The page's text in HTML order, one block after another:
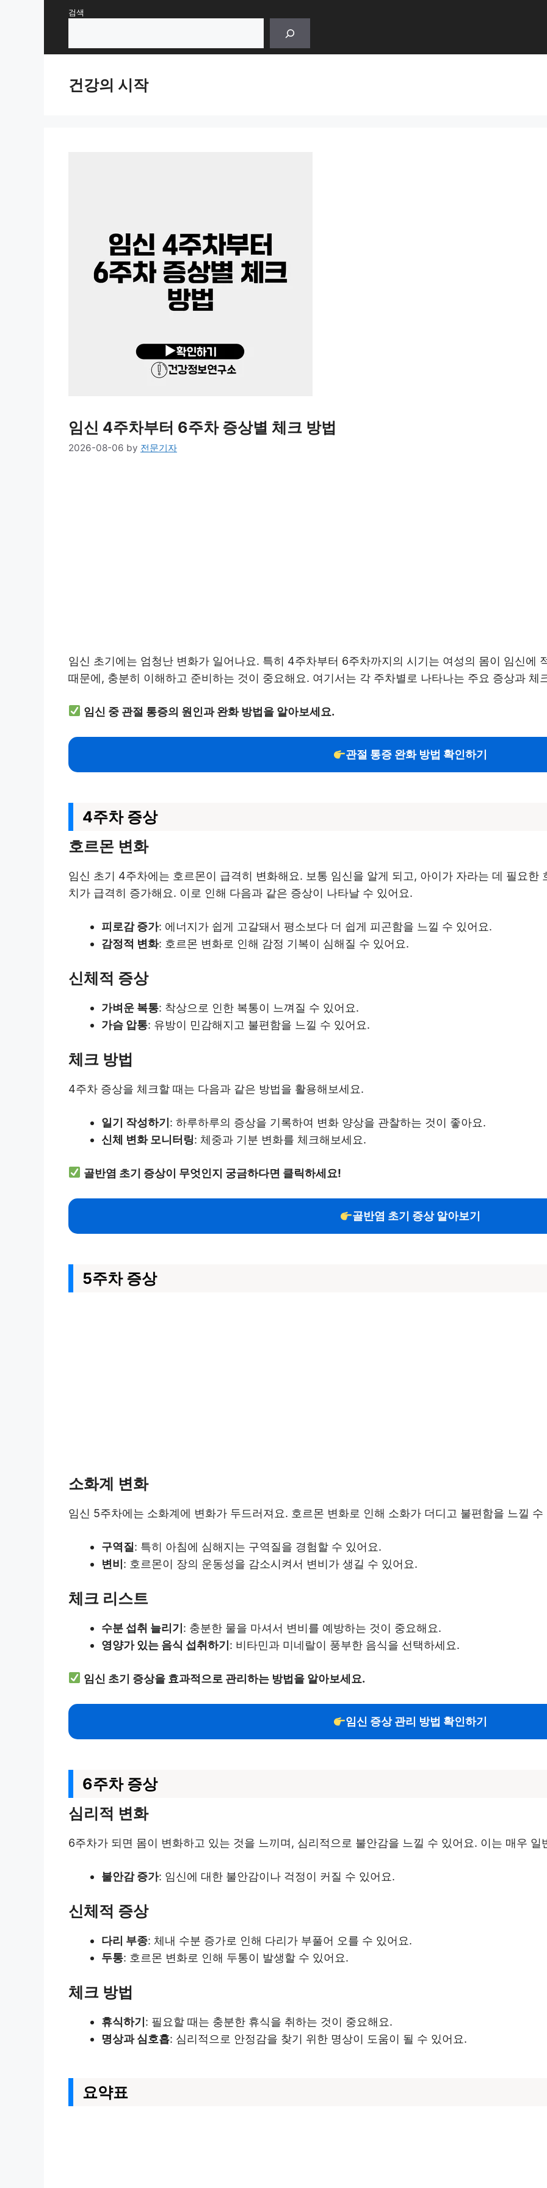
검색
건강의 시작
임신 4주차부터 6주차 증상별 체크 방법
2026-08-06 by 전문기자
임신 초기에는 엄청난 변화가 일어나요. 특히 4주차부터 6주차까지의 시기는 여성의 몸이 임신에
때문에, 충분히 이해하고 준비하는 것이 중요해요. 여기서는 각 주차별로 나타나는 주요 증상과 체
임신 중 관절 통증의 원인과 완화 방법을 알아보세요.
관절 통증 완화 방법 확인하기
4주차 증상
호르몬 변화
임신 초기 4주차에는 호르몬이 급격히 변화해요. 보통 임신을 알게 되고, 아이가 자라는 데 필요한
치가 급격히 증가해요. 이로 인해 다음과 같은 증상이 나타날 수 있어요.
피로감 증가: 에너지가 쉽게 고갈돼서 평소보다 더 쉽게 피곤함을 느낄 수 있어요.
감정적 변화: 호르몬 변화로 인해 감정 기복이 심해질 수 있어요.
신체적 증상
가벼운 복통: 착상으로 인한 복통이 느껴질 수 있어요.
가슴 압통: 유방이 민감해지고 불편함을 느낄 수 있어요.
체크 방법
4주차 증상을 체크할 때는 다음과 같은 방법을 활용해보세요.
일기 작성하기: 하루하루의 증상을 기록하여 변화 양상을 관찰하는 것이 좋아요.
신체 변화 모니터링: 체중과 기분 변화를 체크해보세요.
골반염 초기 증상이 무엇인지 궁금하다면 클릭하세요!
골반염 초기 증상 알아보기
5주차 증상
소화계 변화
임신 5주차에는 소화계에 변화가 두드러져요. 호르몬 변화로 인해 소화가 더디고 불편함을 느낄 수
구역질: 특히 아침에 심해지는 구역질을 경험할 수 있어요.
변비: 호르몬이 장의 운동성을 감소시켜서 변비가 생길 수 있어요.
체크 리스트
수분 섭취 늘리기: 충분한 물을 마셔서 변비를 예방하는 것이 중요해요.
영양가 있는 음식 섭취하기: 비타민과 미네랄이 풍부한 음식을 선택하세요.
임신 초기 증상을 효과적으로 관리하는 방법을 알아보세요.
임신 증상 관리 방법 확인하기
6주차 증상
심리적 변화
6주차가 되면 몸이 변화하고 있는 것을 느끼며, 심리적으로 불안감을 느낄 수 있어요. 이는 매우
불안감 증가: 임신에 대한 불안감이나 걱정이 커질 수 있어요.
신체적 증상
다리 부종: 체내 수분 증가로 인해 다리가 부풀어 오를 수 있어요.
두통: 호르몬 변화로 인해 두통이 발생할 수 있어요.
체크 방법
휴식하기: 필요할 때는 충분한 휴식을 취하는 것이 중요해요.
명상과 심호흡: 심리적으로 안정감을 찾기 위한 명상이 도움이 될 수 있어요.
요약표